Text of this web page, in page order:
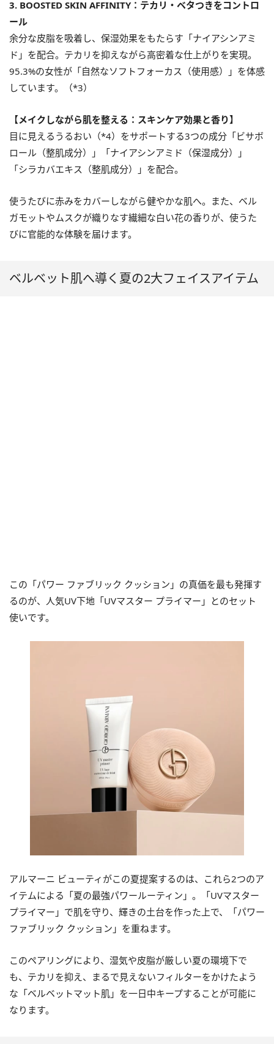
3. BOOSTED SKIN AFFINITY：テカリ・ベタつきをコントロ
ール
余分な皮脂を吸着し、保湿効果をもたらす「ナイアシンアミ
ド」を配合。テカリを抑えながら高密着な仕上がりを実現。
95.3%の女性が「自然なソフトフォーカス（使用感）」を体感
しています。（*3）
【メイクしながら肌を整える：スキンケア効果と香り】
目に見えるうるおい（*4）をサポートする3つの成分「ビサボ
ロール（整肌成分）」「ナイアシンアミド（保湿成分）」
「シラカバエキス（整肌成分）」を配合。
使うたびに赤みをカバーしながら健やかな肌へ。また、ベル
ガモットやムスクが織りなす繊細な白い花の香りが、使うた
びに官能的な体験を届けます。
ベルベット肌へ導く夏の2大フェイスアイテム
この「パワー ファブリック クッション」の真価を最も発揮す
るのが、人気UV下地「UVマスター プライマー」とのセット
使いです。
アルマーニ ビューティがこの夏提案するのは、これら2つのア
イテムによる「夏の最強パワールーティン」。「UVマスター
プライマー」で肌を守り、輝きの土台を作った上で、「パワー
ファブリック クッション」を重ねます。
このペアリングにより、湿気や皮脂が厳しい夏の環境下で
も、テカリを抑え、まるで見えないフィルターをかけたよう
な「ベルベットマット肌」を一日中キープすることが可能に
なります。